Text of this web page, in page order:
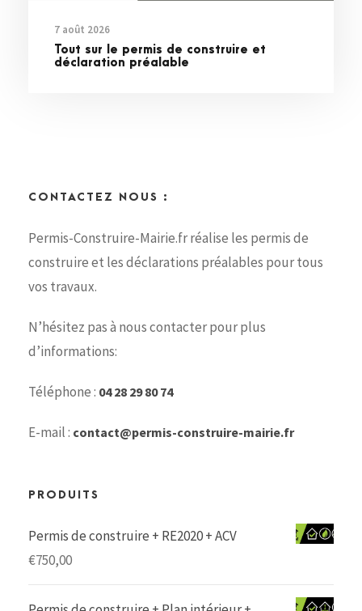
7 août 2026
Tout sur le permis de construire et
déclaration préalable
CONTACTEZ NOUS :
Permis-Construire-Mairie.fr réalise les permis de
construire et les déclarations préalables pour tous
vos travaux.
N’hésitez pas à nous contacter pour plus
d’informations:
Téléphone : 04 28 29 80 74
E-mail : contact@permis-construire-mairie.fr
PRODUITS
Permis de construire + RE2020 + ACV
€750,00